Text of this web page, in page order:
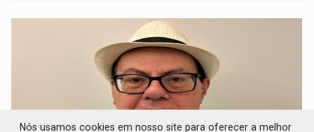
Nós usamos cookies em nosso site para oferecer a melhor